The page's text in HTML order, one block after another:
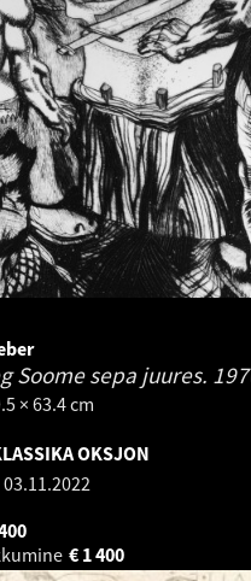
Soome sepa juures.
× 63.4 cm
OKSJON
03.11.2022
1 400
€